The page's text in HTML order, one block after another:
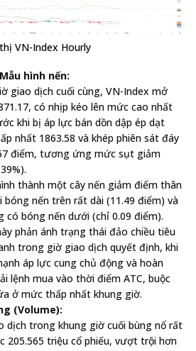
VN-Index Hourly
hình nến:
giao dịch cuối cùng, VN-Index mở
có nhịp kéo lên mức cao nhất
khi bị áp lực bán dồn dập ép dạt
nhất 1863.58 và khép phiên sát đáy
điểm, tương ứng mức sụt giảm
thành một cây nến giảm điểm thân
bóng nến trên rất dài (11.49 điểm) và
có bóng nến dưới (chỉ 0.09 điểm).
phản ánh trạng thái đảo chiều tiêu
trong giờ giao dịch quyết định, khi
áp lực cung chủ động và hoàn
lệnh mua vào thời điểm ATC, buộc
ở mức thấp nhất khung giờ.
(Volume):
dịch trong khung giờ cuối bùng nổ rất
205.565 triệu cổ phiếu, vượt trội hơn